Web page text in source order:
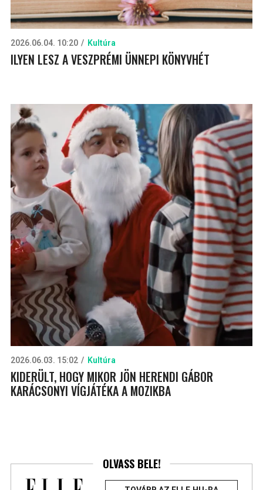
2026.06.04. 10:20 Kultúra
ILYEN LESZ A VESZPRÉMI ÜNNEPI KÖNYVHÉT
2026.06.03. 15:02 Kultúra
KIDERÜLT, HOGY MIKOR JÖN HERENDI GÁBOR
KARÁCSONYI VÍGJÁTÉKA A MOZIKBA
OLVASS BELE!